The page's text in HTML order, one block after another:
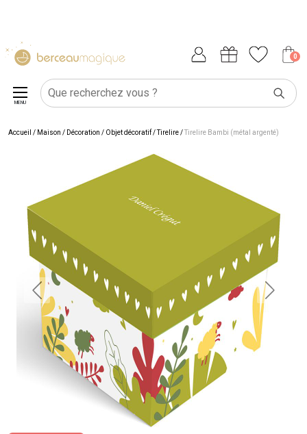
0
MENU
Accueil / Maison / Décoration / Objet décoratif/Tirelire/Tirelire Bambi (métal argenté)